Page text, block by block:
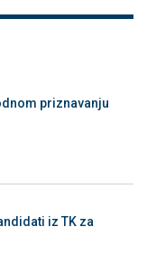
priznavanju
iz TK za